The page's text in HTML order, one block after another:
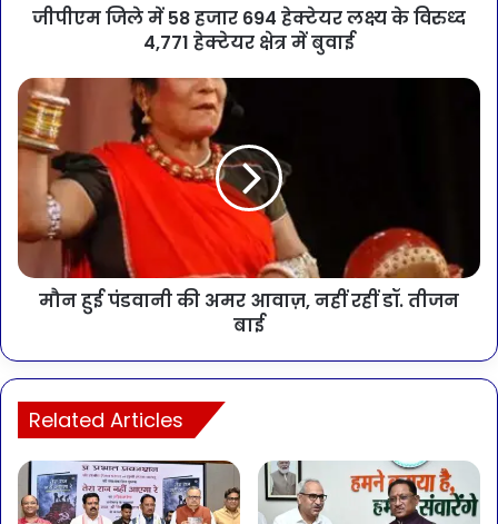
जीपीएम जिले में 58 हजार 694 हेक्टेयर लक्ष्य के विरुध्द
4,771 हेक्टेयर क्षेत्र में बुवाई
मौन हुई पंडवानी की अमर आवाज़, नहीं रहीं डॉ. तीजन
बाई
Related Articles